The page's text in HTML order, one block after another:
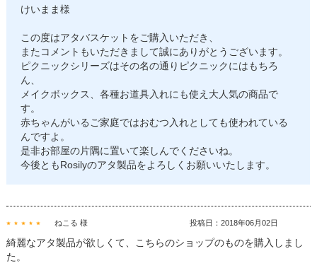
けいまま様
この度はアタバスケットをご購入いただき、
またコメントもいただきまして誠にありがとうございます。
ピクニックシリーズはその名の通りピクニックにはもちろ
ん、
メイクボックス、各種お道具入れにも使え大人気の商品で
す。
赤ちゃんがいるご家庭ではおむつ入れとしても使われている
んですよ。
是非お部屋の片隅に置いて楽しんでくださいね。
今後ともRosilyのアタ製品をよろしくお願いいたします。
ねこる 様 投稿日：2018年06月02日
綺麗なアタ製品が欲しくて、こちらのショップのものを購入しまし
た。